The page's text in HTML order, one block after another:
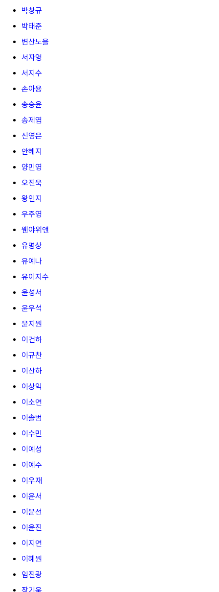
박창규
박태준
변산노을
서자영
서지수
손아용
송승윤
송제엽
신영은
안혜지
양민영
오진욱
왕인지
우주영
웬야위앤
유명상
유예나
유이지수
윤성서
윤우석
윤지원
이건하
이규찬
이산하
이상익
이소연
이솔범
이수민
이예성
이예주
이우재
이윤서
이윤선
이윤진
이지연
이혜원
임진광